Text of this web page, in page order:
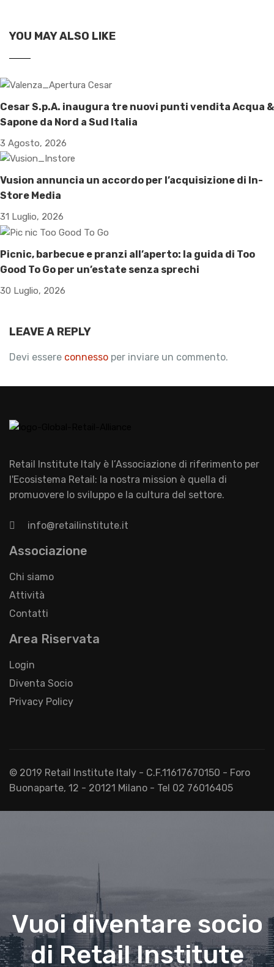
YOU MAY ALSO LIKE
Cesar S.p.A. inaugura tre nuovi punti vendita Acqua &
Sapone da Nord a Sud Italia
3 Agosto, 2026
Vusion annuncia un accordo per l’acquisizione di In-
Store Media
31 Luglio, 2026
Picnic, barbecue e pranzi all’aperto: la guida di Too
Good To Go per un’estate senza sprechi
30 Luglio, 2026
LEAVE A REPLY
Devi essere connesso per inviare un commento.
Retail Institute Italy è l’Associazione di riferimento per
l'Ecosistema Retail: la nostra mission è quella di
promuovere lo sviluppo e la cultura del settore.
info@retailinstitute.it
Associazione
Chi siamo
Attività
Contatti
Area Riservata
Login
Diventa Socio
Privacy Policy
© 2019 Retail Institute Italy - C.F.11617670150 - Foro
Buonaparte, 12 - 20121 Milano - Tel 02 76016405
Vuoi diventare socio
di Retail Institute